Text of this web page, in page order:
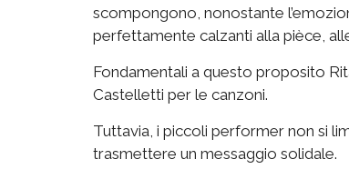
scompongono, nonostante
perfettamente calzanti alla pièce,
Fondamentali a questo proposito
Castelletti per le canzoni.
Tuttavia, i piccoli performer non si
trasmettere un messaggio solidale.